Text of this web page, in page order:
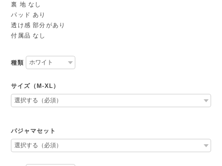
裏 地 なし
パッド あり
透け感 部分があり
付属品 なし
種類
サイズ（M-XL）
パジャマセット